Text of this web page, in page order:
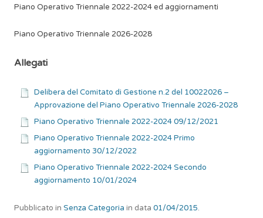
Piano Operativo Triennale 2022-2024 ed aggiornamenti
Piano Operativo Triennale 2026-2028
Allegati
Delibera del Comitato di Gestione n.2 del 10022026 –
Approvazione del Piano Operativo Triennale 2026-2028
Piano Operativo Triennale 2022-2024 09/12/2021
Piano Operativo Triennale 2022-2024 Primo
aggiornamento 30/12/2022
Piano Operativo Triennale 2022-2024 Secondo
aggiornamento 10/01/2024
Pubblicato in Senza Categoria in data 01/04/2015.